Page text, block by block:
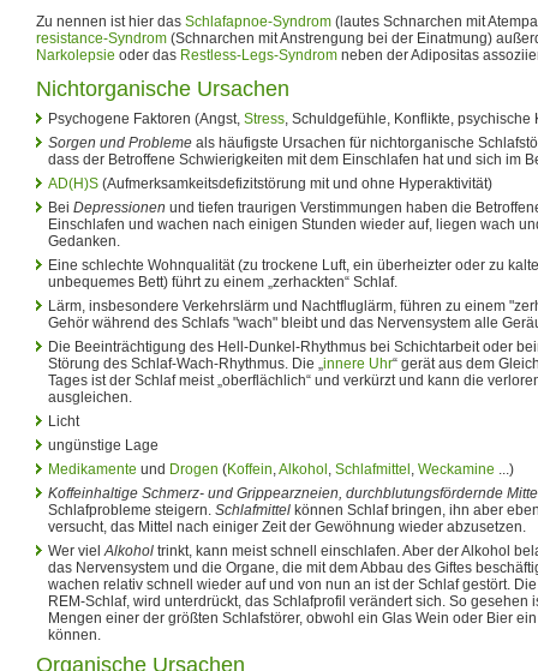
Zu nennen ist hier das Schlafapnoe-Syndrom (lautes Schnarchen mit
resistance-Syndrom (Schnarchen mit Anstrengung bei der Einatmung)
Narkolepsie oder das Restless-Legs-Syndrom neben der Adipositas
Nichtorganische Ursachen
Psychogene Faktoren (Angst, Stress, Schuldgefühle, Konflikte, psychische
Sorgen und Probleme als häufigste Ursachen für nichtorganische
dass der Betroffene Schwierigkeiten mit dem Einschlafen hat und sich im
AD(H)S (Aufmerksamkeitsdefizitstörung mit und ohne Hyperaktivität)
Bei Depressionen und tiefen traurigen Verstimmungen haben die
Einschlafen und wachen nach einigen Stunden wieder auf, liegen wach
Gedanken.
Eine schlechte Wohnqualität (zu trockene Luft, ein überheizter oder zu
unbequemes Bett) führt zu einem „zerhackten“ Schlaf.
Lärm, insbesondere Verkehrslärm und Nachtfluglärm, führen zu einem
Gehör während des Schlafs "wach" bleibt und das Nervensystem alle
Die Beeinträchtigung des Hell-Dunkel-Rhythmus bei Schichtarbeit oder
Störung des Schlaf-Wach-Rhythmus. Die „innere Uhr“ gerät aus dem
Tages ist der Schlaf meist „oberflächlich“ und verkürzt und kann die
ausgleichen.
Licht
ungünstige Lage
Medikamente und Drogen (Koffein,Alkohol , Schlafmittel , Weckamine ...)
Koffeinhaltige Schmerz- und Grippearzneien, durchblutungsfördernde
Schlafprobleme steigern. Schlafmittel können Schlaf bringen, ihn aber
versucht, das Mittel nach einiger Zeit der Gewöhnung wieder abzusetzen.
Wer vielAlkohol trinkt, kann meist schnell einschlafen. Aber der Alkohol
das Nervensystem und die Organe, die mit dem Abbau des Giftes
wachen relativ schnell wieder auf und von nun an ist der Schlaf gestört.
REM-Schlaf, wird unterdrückt, das Schlafprofil verändert sich. So gesehen
Mengen einer der größten Schlafstörer, obwohl ein Glas Wein oder Bier
können.
Organische Ursachen